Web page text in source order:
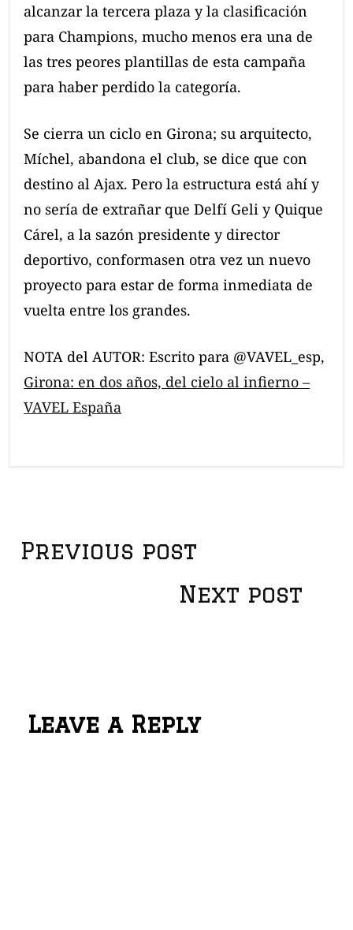
alcanzar la tercera plaza y la clasificación
para Champions, mucho menos era una de
las tres peores plantillas de esta campaña
para haber perdido la categoría.
Se cierra un ciclo en Girona; su arquitecto,
Míchel, abandona el club, se dice que con
destino al Ajax. Pero la estructura está ahí y
no sería de extrañar que Delfí Geli y Quique
Cárel, a la sazón presidente y director
deportivo, conformasen otra vez un nuevo
proyecto para estar de forma inmediata de
vuelta entre los grandes.
NOTA del AUTOR: Escrito para @VAVEL_esp,
Girona: en dos años, del cielo al infierno –
VAVEL España
P
n
Previous post
Next post
Leave a Reply